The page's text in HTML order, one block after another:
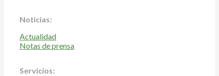
Noticias:
Actualidad
Notas de prensa
Servicios: